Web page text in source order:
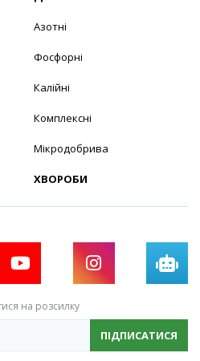
Азотні
Фосфорні
Калійні
Комплексні
Мікродобрива
ХВОРОБИ
на розсилку
ПІДПИСАТИСЯ